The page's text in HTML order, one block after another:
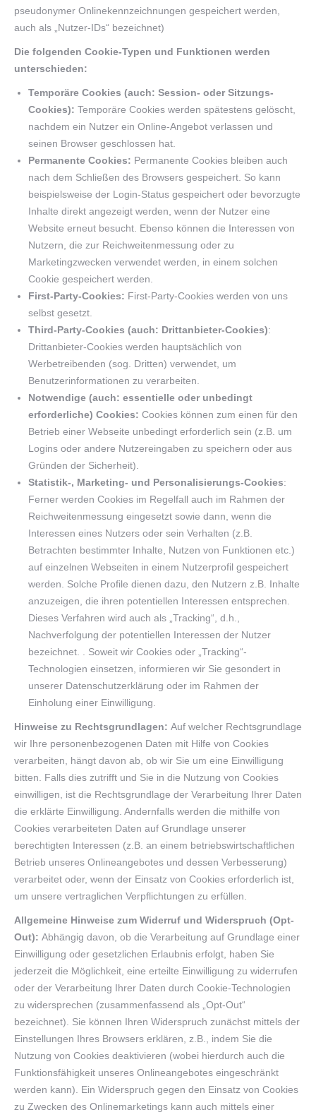
pseudonymer Onlinekennzeichnungen gespeichert werden,
auch als „Nutzer-IDs“ bezeichnet)
Die folgenden Cookie-Typen und Funktionen werden
unterschieden:
Temporäre Cookies (auch: Session- oder Sitzungs-
Cookies): Temporäre Cookies werden spätestens gelöscht,
nachdem ein Nutzer ein Online-Angebot verlassen und
seinen Browser geschlossen hat.
Permanente Cookies: Permanente Cookies bleiben auch
nach dem Schließen des Browsers gespeichert. So kann
beispielsweise der Login-Status gespeichert oder bevorzugte
Inhalte direkt angezeigt werden, wenn der Nutzer eine
Website erneut besucht. Ebenso können die Interessen von
Nutzern, die zur Reichweitenmessung oder zu
Marketingzwecken verwendet werden, in einem solchen
Cookie gespeichert werden.
First-Party-Cookies: First-Party-Cookies werden von uns
selbst gesetzt.
Third-Party-Cookies (auch: Drittanbieter-Cookies):
Drittanbieter-Cookies werden hauptsächlich von
Werbetreibenden (sog. Dritten) verwendet, um
Benutzerinformationen zu verarbeiten.
Notwendige (auch: essentielle oder unbedingt
erforderliche) Cookies: Cookies können zum einen für den
Betrieb einer Webseite unbedingt erforderlich sein (z.B. um
Logins oder andere Nutzereingaben zu speichern oder aus
Gründen der Sicherheit).
Statistik-, Marketing- und Personalisierungs-Cookies:
Ferner werden Cookies im Regelfall auch im Rahmen der
Reichweitenmessung eingesetzt sowie dann, wenn die
Interessen eines Nutzers oder sein Verhalten (z.B.
Betrachten bestimmter Inhalte, Nutzen von Funktionen etc.)
auf einzelnen Webseiten in einem Nutzerprofil gespeichert
werden. Solche Profile dienen dazu, den Nutzern z.B. Inhalte
anzuzeigen, die ihren potentiellen Interessen entsprechen.
Dieses Verfahren wird auch als „Tracking“, d.h.,
Nachverfolgung der potentiellen Interessen der Nutzer
bezeichnet. . Soweit wir Cookies oder „Tracking“-
Technologien einsetzen, informieren wir Sie gesondert in
unserer Datenschutzerklärung oder im Rahmen der
Einholung einer Einwilligung.
Hinweise zu Rechtsgrundlagen: Auf welcher Rechtsgrundlage
wir Ihre personenbezogenen Daten mit Hilfe von Cookies
verarbeiten, hängt davon ab, ob wir Sie um eine Einwilligung
bitten. Falls dies zutrifft und Sie in die Nutzung von Cookies
einwilligen, ist die Rechtsgrundlage der Verarbeitung Ihrer Daten
die erklärte Einwilligung. Andernfalls werden die mithilfe von
Cookies verarbeiteten Daten auf Grundlage unserer
berechtigten Interessen (z.B. an einem betriebswirtschaftlichen
Betrieb unseres Onlineangebotes und dessen Verbesserung)
verarbeitet oder, wenn der Einsatz von Cookies erforderlich ist,
um unsere vertraglichen Verpflichtungen zu erfüllen.
Allgemeine Hinweise zum Widerruf und Widerspruch (Opt-
Out): Abhängig davon, ob die Verarbeitung auf Grundlage einer
Einwilligung oder gesetzlichen Erlaubnis erfolgt, haben Sie
jederzeit die Möglichkeit, eine erteilte Einwilligung zu widerrufen
oder der Verarbeitung Ihrer Daten durch Cookie-Technologien
zu widersprechen (zusammenfassend als „Opt-Out“
bezeichnet). Sie können Ihren Widerspruch zunächst mittels der
Einstellungen Ihres Browsers erklären, z.B., indem Sie die
Nutzung von Cookies deaktivieren (wobei hierdurch auch die
Funktionsfähigkeit unseres Onlineangebotes eingeschränkt
werden kann). Ein Widerspruch gegen den Einsatz von Cookies
zu Zwecken des Onlinemarketings kann auch mittels einer